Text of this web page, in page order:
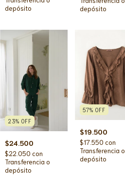
depósito
depósito
23% OFF
$24.500
$22.050 con
Transferencia o
depósito
57%OFF
$19.500
$17.550con
Transferencia o
depósito